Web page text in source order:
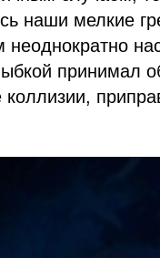
наши мелкие
принимал
коллизии,